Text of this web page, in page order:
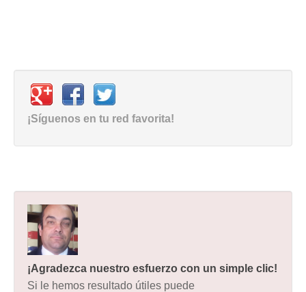
¡Síguenos en tu red favorita!
¡Agradezca nuestro esfuerzo con un simple clic!
Si le hemos resultado útiles puede